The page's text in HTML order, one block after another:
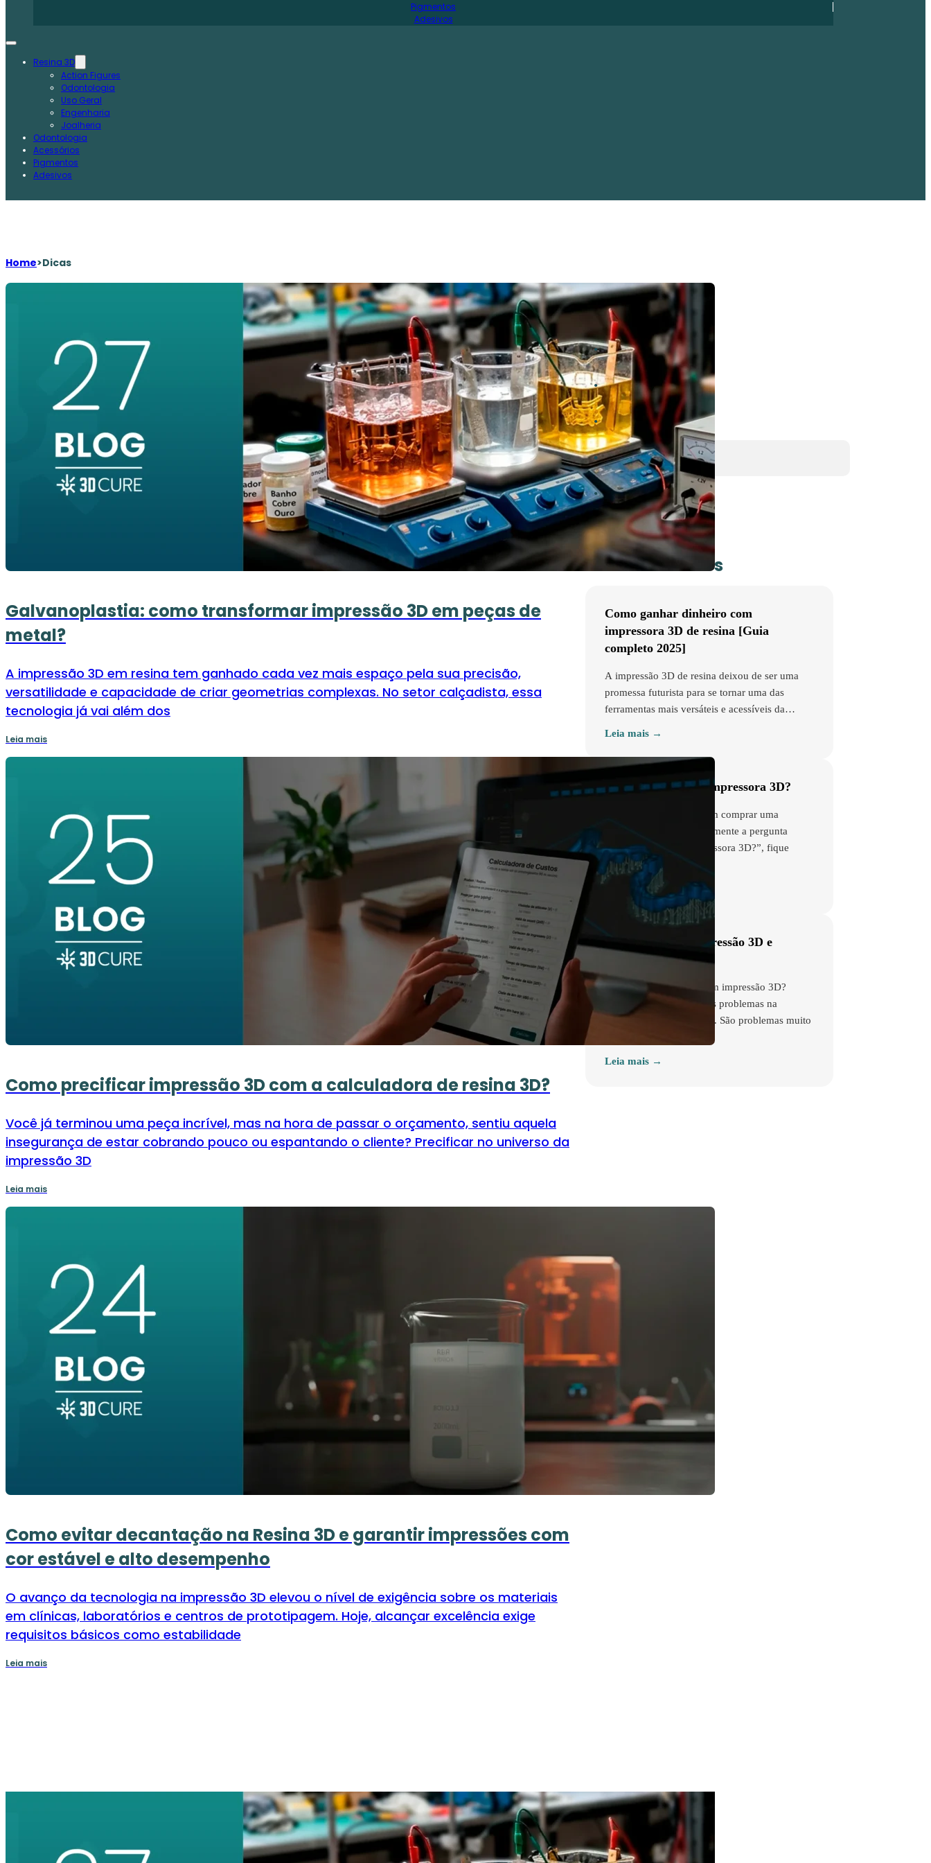
Pigmentos
Adesivos
Resina 3D
Action Figures
Odontologia
Uso Geral
Engenharia
Joalheria
Odontologia
Acessórios
Pigmentos
Adesivos
Home>Dicas
Galvanoplastia: como transformar impressão 3D em peças de
metal?
A impressão 3D em resina tem ganhado cada vez mais espaço pela sua precisão,
versatilidade e capacidade de criar geometrias complexas. No setor calçadista, essa
tecnologia já vai além dos
Leia mais
Como precificar impressão 3D com a calculadora de resina 3D?
Você já terminou uma peça incrível, mas na hora de passar o orçamento, sentiu aquela
insegurança de estar cobrando pouco ou espantando o cliente? Precificar no universo da
impressão 3D
Leia mais
Como evitar decantação na Resina 3D e garantir impressões com
cor estável e alto desempenho
O avanço da tecnologia na impressão 3D elevou o nível de exigência sobre os materiais
em clínicas, laboratórios e centros de prototipagem. Hoje, alcançar excelência exige
requisitos básicos como estabilidade
Leia mais
Categorias
Conteúdo – Iniciante
Conteúdo – Avançado
Curiosidades
Dicas
Produtos
Posts mais lidos
Como ganhar dinheiro com
impressora 3D de resina [Guia
completo 2025]
A impressão 3D de resina deixou de ser uma
promessa futurista para se tornar uma das
ferramentas mais versáteis e acessíveis da…
Leia mais →
Quanto custa uma impressora 3D?
Se você está pensando em comprar uma
impressora 3D e tem em mente a pergunta
“quanto custa uma impressora 3D?”, fique
tranquilo,…
Leia mais →
8 problemas na impressão 3D e
soluções possíveis
Está tendo problemas com impressão 3D?
Criamos uma lista com os problemas na
impressão 3D com resina. São problemas muito
Leia mais →